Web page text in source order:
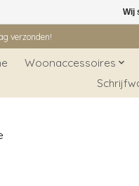
verzonden!
Woonaccessoires
Wij